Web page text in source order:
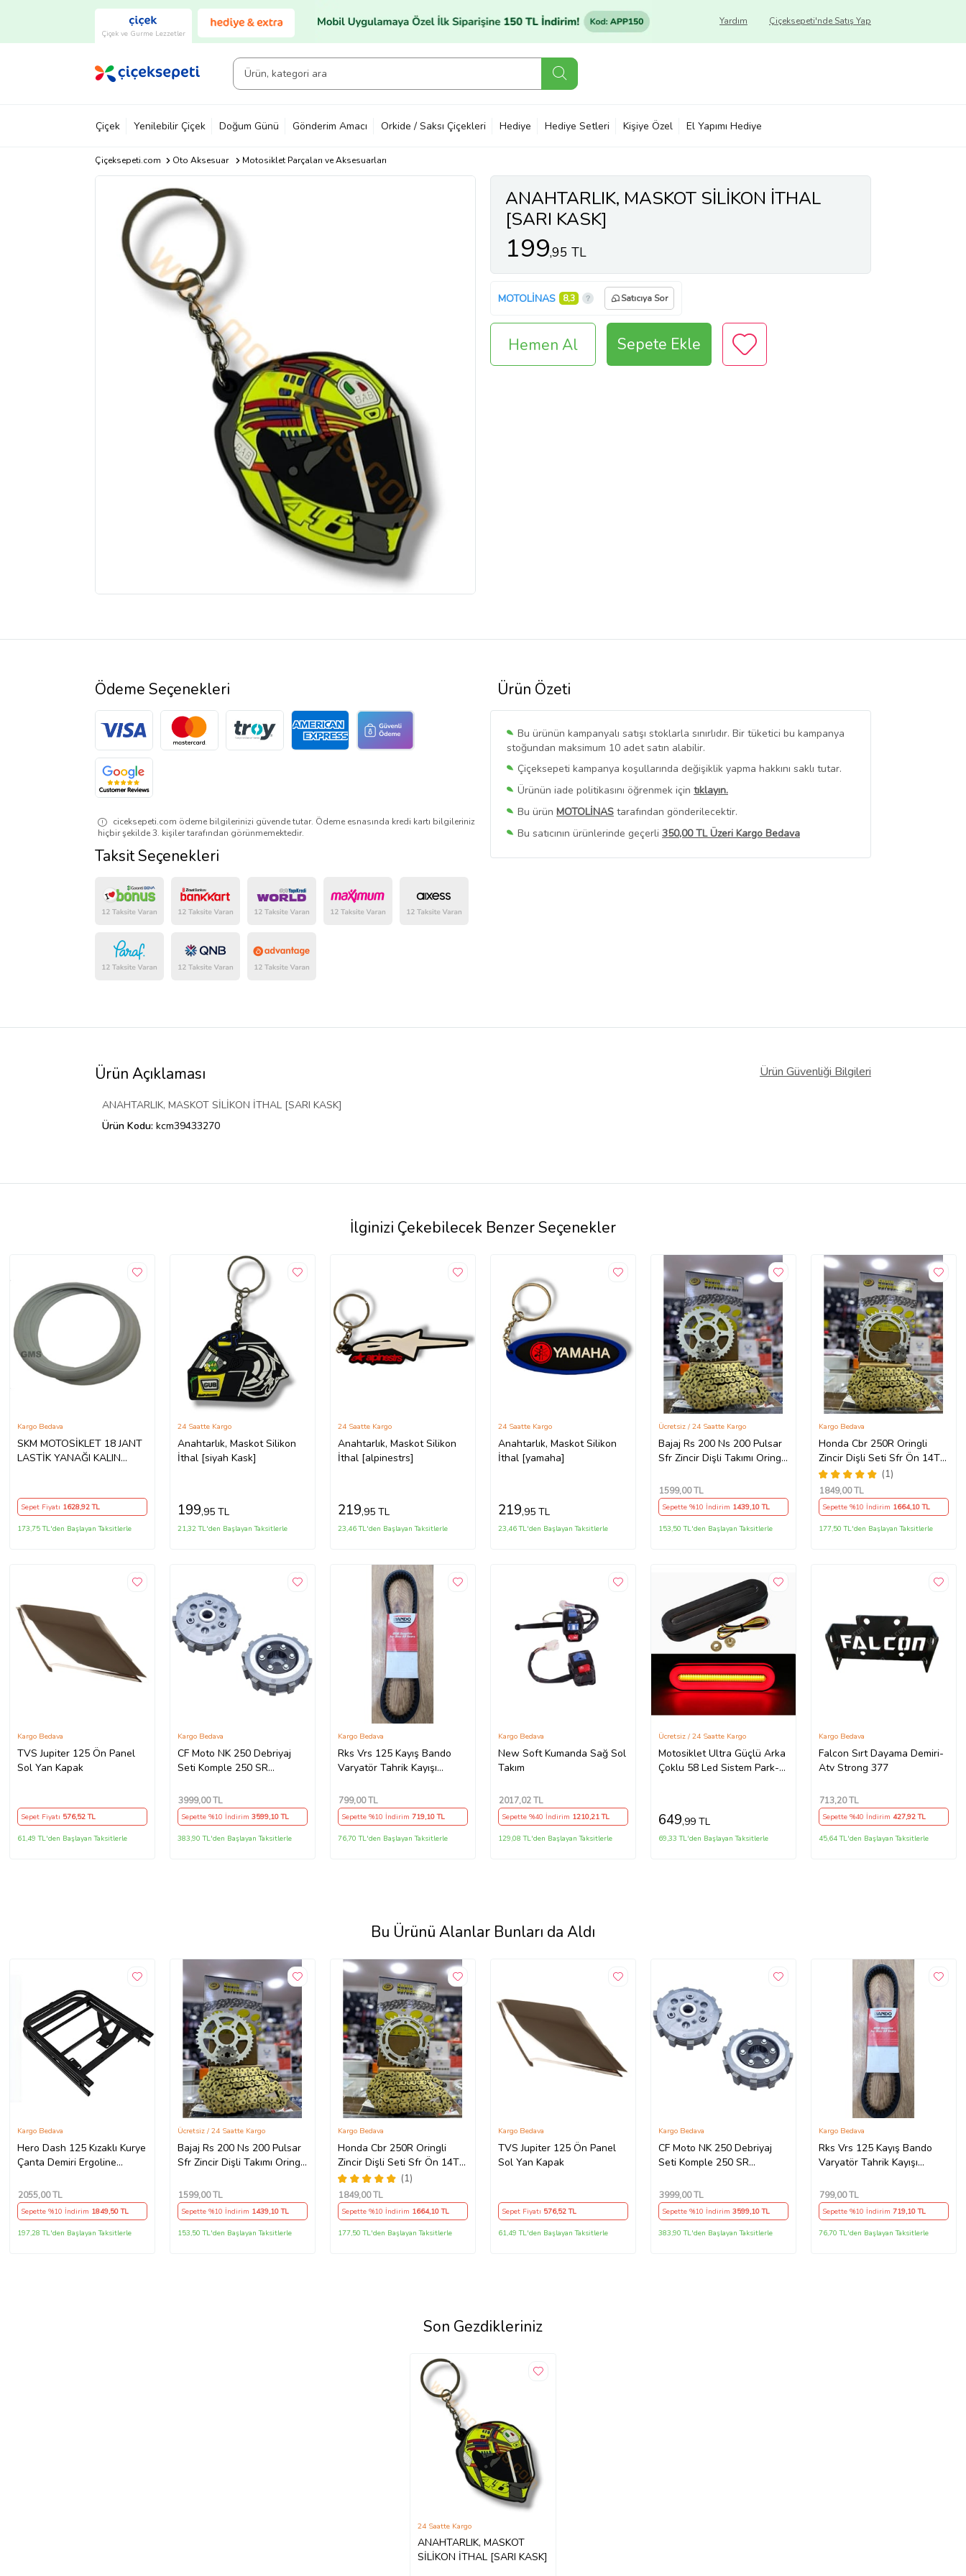
Çiçek ve Gurme Lezzetler
Çiçeksepeti'nde Satış Yap
Yardım
Çiçek Yenilebilir Çiçek Doğum Günü Gönderim Amacı Orkide / Saksı Çiçekleri Hediye Hediye Setleri Kişiye Özel El Yapımı Hediye
Çiçeksepeti.com Oto Aksesuar Motosiklet Parçaları ve Aksesuarları
ANAHTARLIK, MASKOT SİLİKON İTHAL
[SARI KASK]
199,95 TL
MOTOLİNAS 8,3 Satıcıya Sor
Hemen Al Sepete Ekle
Ürün Özeti
Bu ürünün kampanyalı satışı stoklarla sınırlıdır. Bir tüketici bu kampanya
stoğundan maksimum 10 adet satın alabilir.
Çiçeksepeti kampanya koşullarında değişiklik yapma hakkını saklı tutar.
Ürünün iade politikasını öğrenmek için tıklayın.
Bu ürün MOTOLİNAS tarafından gönderilecektir.
Bu satıcının ürünlerinde geçerli 350,00 TL Üzeri Kargo Bedava
Bu SatıcınınTüm Ürünlerini Görüntüle
Ödeme Seçenekleri
ciceksepeti.com ödeme bilgilerinizi güvende tutar. Ödeme esnasında kredi kartı bilgileriniz
hiçbir şekilde 3. kişiler tarafından görünmemektedir.
Taksit Seçenekleri
Ürün Açıklaması Ürün Güvenliği Bilgileri
ANAHTARLIK, MASKOT SİLİKON İTHAL [SARI KASK]
Ürün Kodu: kcm39433270
İlginizi Çekebilecek Benzer Seçenekler
SKM MOTOSİKLET 18 JANT
LASTİK YANAĞI KALIN
Kargo Bedava
Sepet Fiyatı 1628,92 TL
173,75 TL'den Başlayan Taksitlerle
Anahtarlık, Maskot Silikon
İthal [siyah Kask]
24 Saatte Kargo
199,95 TL
21,32 TL'den Başlayan Taksitlerle
Anahtarlık, Maskot Silikon
İthal [alpinestrs]
24 Saatte Kargo
219,95 TL
23,46 TL'den Başlayan Taksitlerle
Anahtarlık, Maskot Silikon
İthal [yamaha]
24 Saatte Kargo
219,95 TL
23,46 TL'den Başlayan Taksitlerle
Bajaj Rs 200 Ns 200 Pulsar
Sfr Zincir Dişli Takımı Oringli
Bakla Supermto
Ücretsiz / 24 Saatte Kargo
1599,00 TL
Sepette %10 İndirim 1439,10 TL
153,50 TL'den Başlayan Taksitlerle
Honda Cbr 250R Oringli
Zincir Dişli Seti Sfr Ön 14T
Arka 38 T/120 Bakla 2011-
17 Arasmto
(1)
Kargo Bedava
1849,00 TL
Sepette %10 İndirim 1664,10 TL
177,50 TL'den Başlayan Taksitlerle
TVS Jupiter 125 Ön Panel
Sol Yan Kapak
Kargo Bedava
Sepet Fiyatı 576,52 TL
61,49 TL'den Başlayan Taksitlerle
CF Moto NK 250 Debriyaj
Seti Komple 250 SR
7Li Hepsi İnce(2018-
22)Arasmto (Siyah)
Kargo Bedava
3999,00 TL
Sepette %10 İndirim 3599,10 TL
383,90 TL'den Başlayan Taksitlerle
Rks Vrs 125 Kayış Bando
Varyatör Tahrik Kayışı
Kargo Bedava
799,00 TL
Sepette %10 İndirim 719,10 TL
76,70 TL'den Başlayan Taksitlerle
New Soft Kumanda Sağ Sol
Takım
Kargo Bedava
2017,02 TL
Sepette %40 İndirim 1210,21 TL
129,08 TL'den Başlayan Taksitlerle
Motosiklet Ultra Güçlü Arka
Çoklu 58 Led Sistem Park-
Ücretsiz / 24 Saatte Kargo
649,99 TL
69,33 TL'den Başlayan Taksitlerle
Falcon Sırt Dayama Demiri-
Atv Strong 377
Kargo Bedava
713,20 TL
Sepette %40 İndirim 427,92 TL
45,64 TL'den Başlayan Taksitlerle
Bu Ürünü Alanlar Bunları da Aldı
Hero Dash 125 Kızaklı Kurye
Çanta Demiri Ergoline
Arasmoto
Kargo Bedava
2055,00 TL
Sepette %10 İndirim 1849,50 TL
197,28 TL'den Başlayan Taksitlerle
Bajaj Rs 200 Ns 200 Pulsar
Sfr Zincir Dişli Takımı Oringli
Bakla Supermto
Ücretsiz / 24 Saatte Kargo
1599,00 TL
Sepette %10 İndirim 1439,10 TL
153,50 TL'den Başlayan Taksitlerle
Honda Cbr 250R Oringli
Zincir Dişli Seti Sfr Ön 14T
Arka 38 T/120 Bakla 2011-
17 Arasmto
(1)
Kargo Bedava
1849,00 TL
Sepette %10 İndirim 1664,10 TL
177,50 TL'den Başlayan Taksitlerle
TVS Jupiter 125 Ön Panel
Sol Yan Kapak
Kargo Bedava
Sepet Fiyatı 576,52 TL
61,49 TL'den Başlayan Taksitlerle
CF Moto NK 250 Debriyaj
Seti Komple 250 SR
7Li Hepsi İnce(2018-
22)Arasmto (Siyah)
Kargo Bedava
3999,00 TL
Sepette %10 İndirim3599,10 TL
383,90 TL'den Başlayan Taksitlerle
Rks Vrs 125 Kayış Bando
Varyatör Tahrik Kayışı
Kargo Bedava
799,00 TL
Sepette %10 İndirim719,10 TL
76,70 TL'den Başlayan Taksitlerle
Son Gezdikleriniz
ANAHTARLIK, MASKOT
SİLİKON İTHAL [SARI KASK]
24 Saatte Kargo